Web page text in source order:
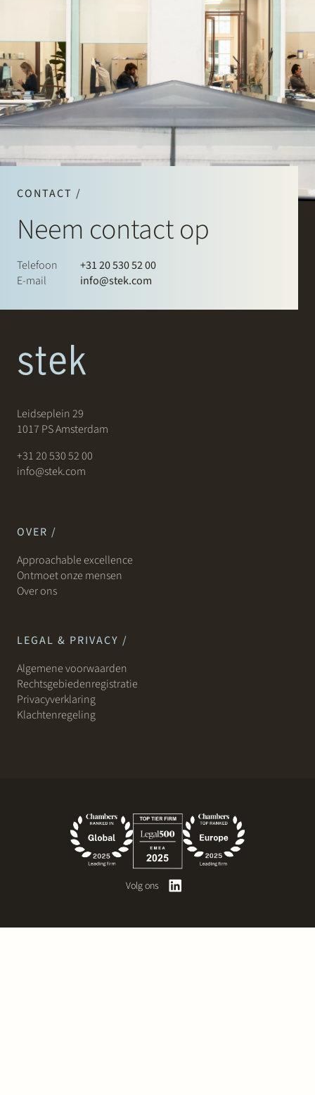
CONTACT /
Neem contact op
Telefoon
+31 20 530 52 00
E-mail
info@stek.com
Leidseplein 29
1017 PS Amsterdam
+31 20 530 52 00
info@stek.com
OVER /
Approachable excellence
Ontmoet onze mensen
Over ons
LEGAL & PRIVACY /
Algemene voorwaarden
Rechtsgebiedenregistratie
Privacyverklaring
Klachtenregeling
Volg ons